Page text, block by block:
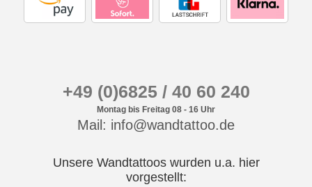
+49 (0)6825 / 40 60 240
Montag bis Freitag 08 - 16 Uhr
Mail: info@wandtattoo.de
Unsere Wandtattoos wurden u.a. hier
vorgestellt: